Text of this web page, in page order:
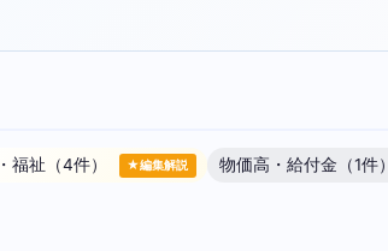
福祉（4件） ★編集解説
物価高・給付金（1件）